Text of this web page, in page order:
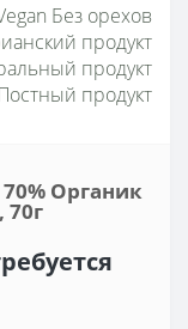
Без орехов
продукт
продукт
продукт
Органик
70г